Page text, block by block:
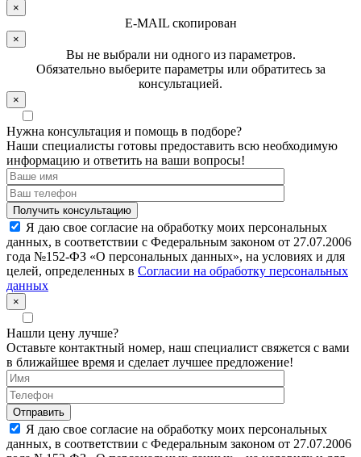
×
E-MAIL скопирован
×
Вы не выбрали ни одного из параметров.
Обязательно выберите параметры или обратитесь за
консультацией.
×
Нужна консультация и помощь в подборе?
Наши специалисты готовы предоставить всю необходимую
информацию и ответить на ваши вопросы!
Я даю свое согласие на обработку моих персональных
данных, в соответствии с Федеральным законом от 27.07.2006
года №152-ФЗ «О персональных данных», на условиях и для
целей, определенных в Согласии на обработку персональных
данных
×
Нашли цену лучше?
Оставьте контактный номер, наш специалист свяжется с вами
в ближайшее время и сделает лучшее предложение!
Я даю свое согласие на обработку моих персональных
данных, в соответствии с Федеральным законом от 27.07.2006